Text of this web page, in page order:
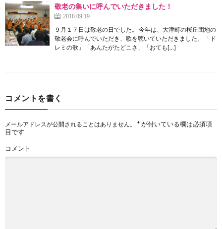
敬老の集いに呼んでいただきました！
2018.09.19
９月１７日は敬老の日でした。 今年は、大津町の桜丘団地の
敬老会に呼んでいただき、歌を聴いていただきました。 「ド
レミの歌」「あんたがたどこさ」「おても[…]
コメントを書く
メールアドレスが公開されることはありません。 *が付いている欄は必須項
目です
コメント